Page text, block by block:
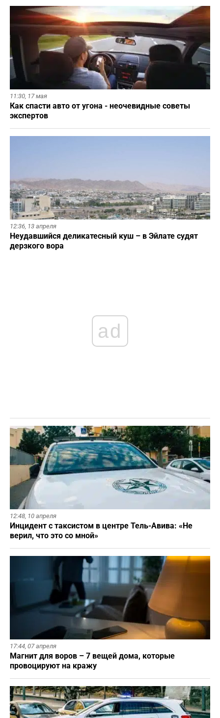
11:30, 17 мая
Как спасти авто от угона - неочевидные советы
экспертов
12:36, 13 апреля
Неудавшийся деликатесный куш – в Эйлате судят
дерзкого вора
ad
12:48, 10 апреля
Инцидент с таксистом в центре Тель-Авива: «Не
верил, что это со мной»
17:44, 07 апреля
Магнит для воров – 7 вещей дома, которые
провоцируют на кражу